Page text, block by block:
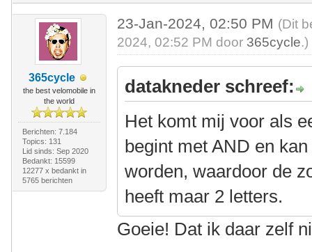
365cycle
the best velomobile in
the world
Berichten: 7.184
Topics: 131
Lid sinds: Sep 2020
Bedankt: 15599
12277 x bedankt in
5765 berichten
23-Jan-2024, 02:50 PM (Dit
2024, 02:52 PM door 365cycle.)
datakneder schreef:
Het komt mij voor als
begint met AND en
worden, waardoor de
heeft maar 2 letters.
Goeie! Dat ik daar zelf